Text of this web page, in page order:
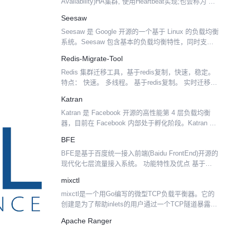
Bala...
Seesaw
Seesaw 是 Google 开源的一个基于 Linux 的负载均衡
系统。Seesaw 包含基本的负载均衡特性，同时支持
Retur...
Redis-Migrate-Tool
Redis 集群迁移工具，基于redis复制，快速，稳定。
特点： 快速。 多线程。 基于redis复制。 实时迁移。
移。 支持Twemproxy集群，...
Katran
Katran 是 Facebook 开源的高性能第 4 层负载均衡
器，目前在 Facebook 内部处于孵化阶段。Katran 提
Path...
BFE
BFE是基于百度统一接入前端(Baidu FrontEnd)开源的
现代化七层流量接入系统。 功能特性及优点 基于
漏洞隐患；具备异常捕获容错处理能力...
mixctl
mixctl是一个用Go编写的微型TCP负载平衡器。它的
创建是为了帮助inlets的用户通过一个TCP隧道暴露在
用来替代HAProxy、Traef...
Apache Ranger